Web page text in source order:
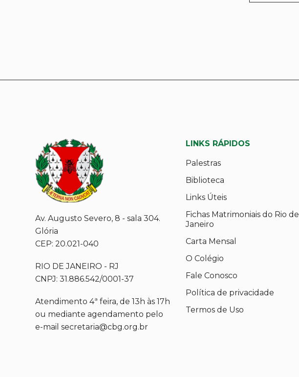
Av. Augusto Severo, 8 - sala 304.
Glória
CEP: 20.021-040
RIO DE JANEIRO - RJ
CNPJ: 31.886.542/0001-37
Atendimento 4ª feira, de 13h às 17h
ou mediante agendamento pelo
e-mail secretaria@cbg.org.br
LINKS RÁPIDOS
Palestras
Biblioteca
Links Úteis
Fichas Matrimoniais do Rio de
Janeiro
Carta Mensal
O Colégio
Fale Conosco
Política de privacidade
Termos de Uso